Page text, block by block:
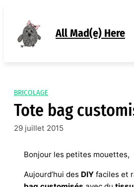
contenu
All Mad(e) Here
BRICOLAGE
Tote bag
29 juillet 2015
Bonjour les petites mouettes,
Aujourd’hui des DIY faciles et